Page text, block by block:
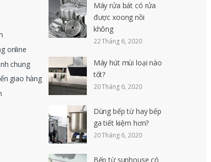
online
chung
giao hàng
Máy rửa bát có rửa
được xoong nồi
không
22 Tháng 6, 2020
Máy hút mùi loại nào
tốt?
20 Tháng 6, 2020
Dùng bếp từ hay bếp
ga tiết kiệm hơn?
20 Tháng 6, 2020
Bếp từ sunhouse có